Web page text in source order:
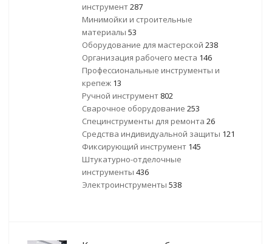
инструмент287
Минимойки и строительные
материалы 53
Оборудование для мастерской 238
Организация рабочего места 146
Профессиональные инструменты и
крепеж 13
Ручной инструмент 802
Сварочное оборудование 253
Специнструменты для ремонта 26
Средства индивидуальной защиты 121
Фиксирующий инструмент 145
Штукатурно-отделочные
инструменты 436
Электроинструменты 538